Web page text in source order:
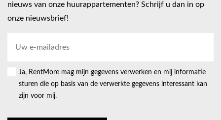
nieuws van onze huurappartementen? Schrijf u dan in op
onze nieuwsbrief!
Consent
Ja, RentMore mag mijn gegevens verwerken en mij informatie
sturen die op basis van de verwerkte gegevens interessant kan
zijn voor mij.